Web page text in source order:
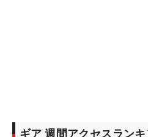
ギア 週間アクセスラン